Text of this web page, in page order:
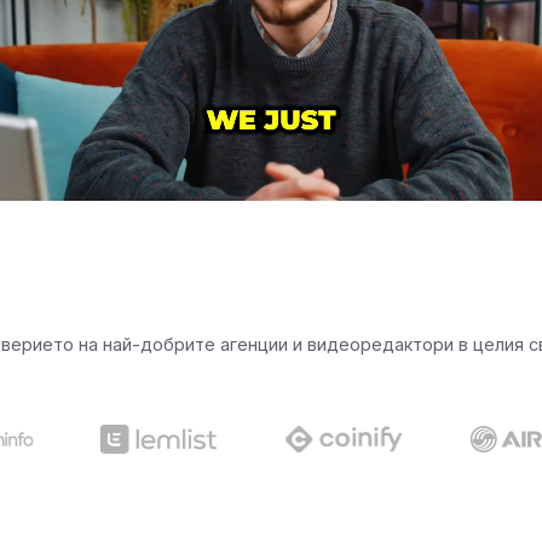
на най-добрите агенции и видеоредактори в целия